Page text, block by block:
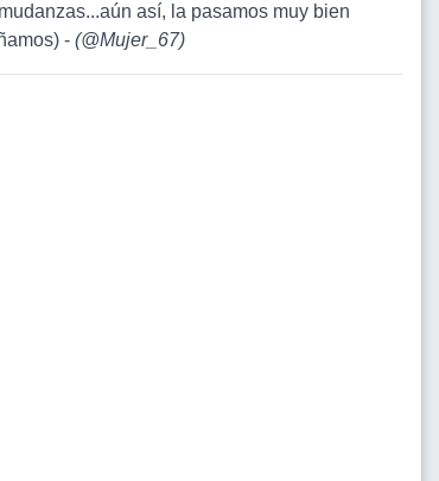
así, la pasamos muy bien
- (@Mujer_67)